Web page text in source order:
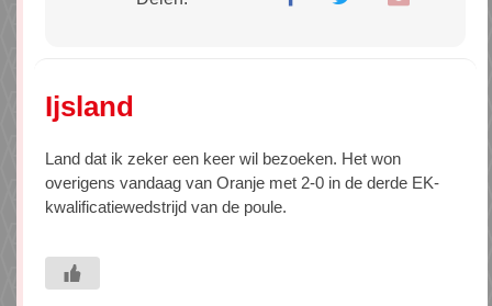
Ijsland
Land dat ik zeker een keer wil bezoeken. Het won
overigens vandaag van Oranje met 2-0 in de derde EK-
kwalificatiewedstrijd van de poule.